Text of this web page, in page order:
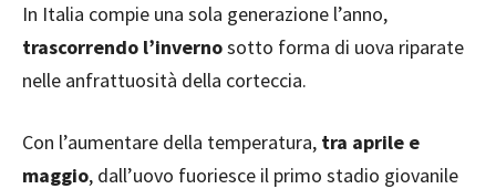
In Italia compie una sola generazione l’anno,
trascorrendo l’invernosotto forma di uova riparate
nelle anfrattuosità della corteccia.
Con l’aumentare della temperatura, tra aprile e
maggio, dall’uovo fuoriesce il primo stadio giovanile